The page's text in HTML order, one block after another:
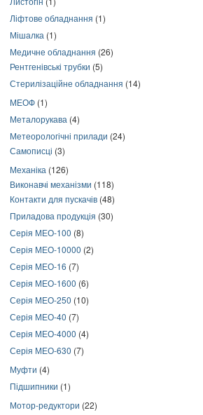
Ліфтове обладнання (1)
Мішалка (1)
Медичне обладнання (26)
Рентгенівські трубки (5)
Стерилізаційне обладнання (14)
МЕОФ (1)
Металорукава (4)
Метеорологічні прилади (24)
Самописці (3)
Механіка (126)
Виконавчі механізми (118)
Контакти для пускачів (48)
Приладова продукція (30)
Серія МЕО-100 (8)
Серія МЕО-10000 (2)
Серія МЕО-16 (7)
Серія МЕО-1600 (6)
Серія МЕО-250 (10)
Серія МЕО-40 (7)
Серія МЕО-4000 (4)
Серія МЕО-630 (7)
Муфти (4)
Підшипники (1)
Мотор-редуктори (22)